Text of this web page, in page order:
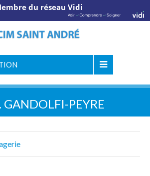
du réseau Vidi
GANDOLFI-PEYRE